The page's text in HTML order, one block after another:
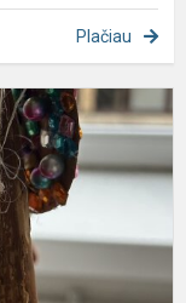
Plačiau